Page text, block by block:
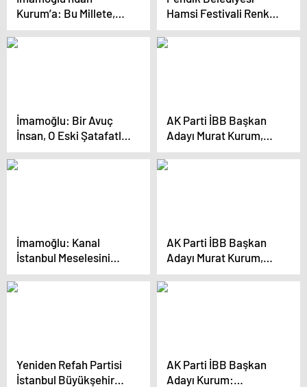
Kurum’a: Bu Millete,
‘Kanal İstanbul
Gündemimde Yok’
Hamsi Festivali Renkli
Görüntülere Sahne
Oldu
İmamoğlu: Bir Avuç
İnsan, O Eski Şatafatlı
Günlerine Dönmek
İstiyor
AK Parti İBB Başkan
Adayı Murat Kurum,
Kastamonu’da sel
felaketinden zarar
İmamoğlu: Kanal
İstanbul Meselesini
Milletin Zihninden
Söküp Atacağız
AK Parti İBB Başkan
Adayı Murat Kurum,
İstanbul’da
Vatandaşlarla Buluştu
Yeniden Refah Partisi
İstanbul Büyükşehir
AK Parti İBB Başkan
Adayı Kurum: